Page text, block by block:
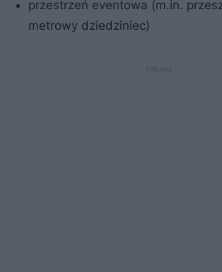
przestrzeń eventowa (m.in.
metrowy dziedziniec)